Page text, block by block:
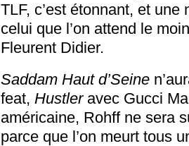
TLF, c’est étonnant, et
celui que l’on attend le
Fleurent Didier.
Saddam Haut d’Seine
feat, Hustler avec Gucci
américaine, Rohff ne sera
parce que l’on meurt tous